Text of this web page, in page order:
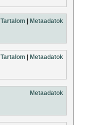
Tartalom | Metaadatok
Tartalom Metaadatok
Metaadatok